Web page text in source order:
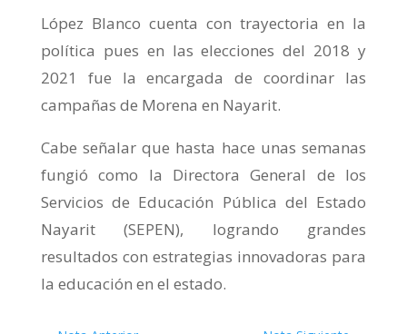
López Blanco cuenta con trayectoria en la
política pues en las elecciones del 2018 y
2021 fue la encargada de coordinar las
campañas de Morena en Nayarit.
Cabe señalar que hasta hace unas semanas
fungió como la Directora General de los
Servicios de Educación Pública del Estado
Nayarit (SEPEN), logrando grandes
resultados con estrategias innovadoras para
la educación en el estado.